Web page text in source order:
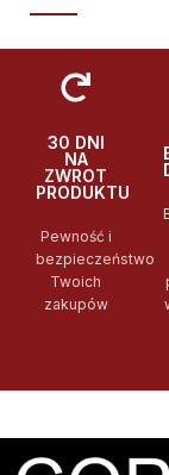
30 DNI
NA
ZWROT
PRODUKTU
Pewność i
bezpieczeństwo
Twoich
zakupów